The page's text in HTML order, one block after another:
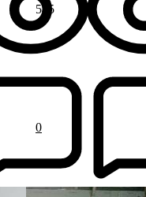
545
0